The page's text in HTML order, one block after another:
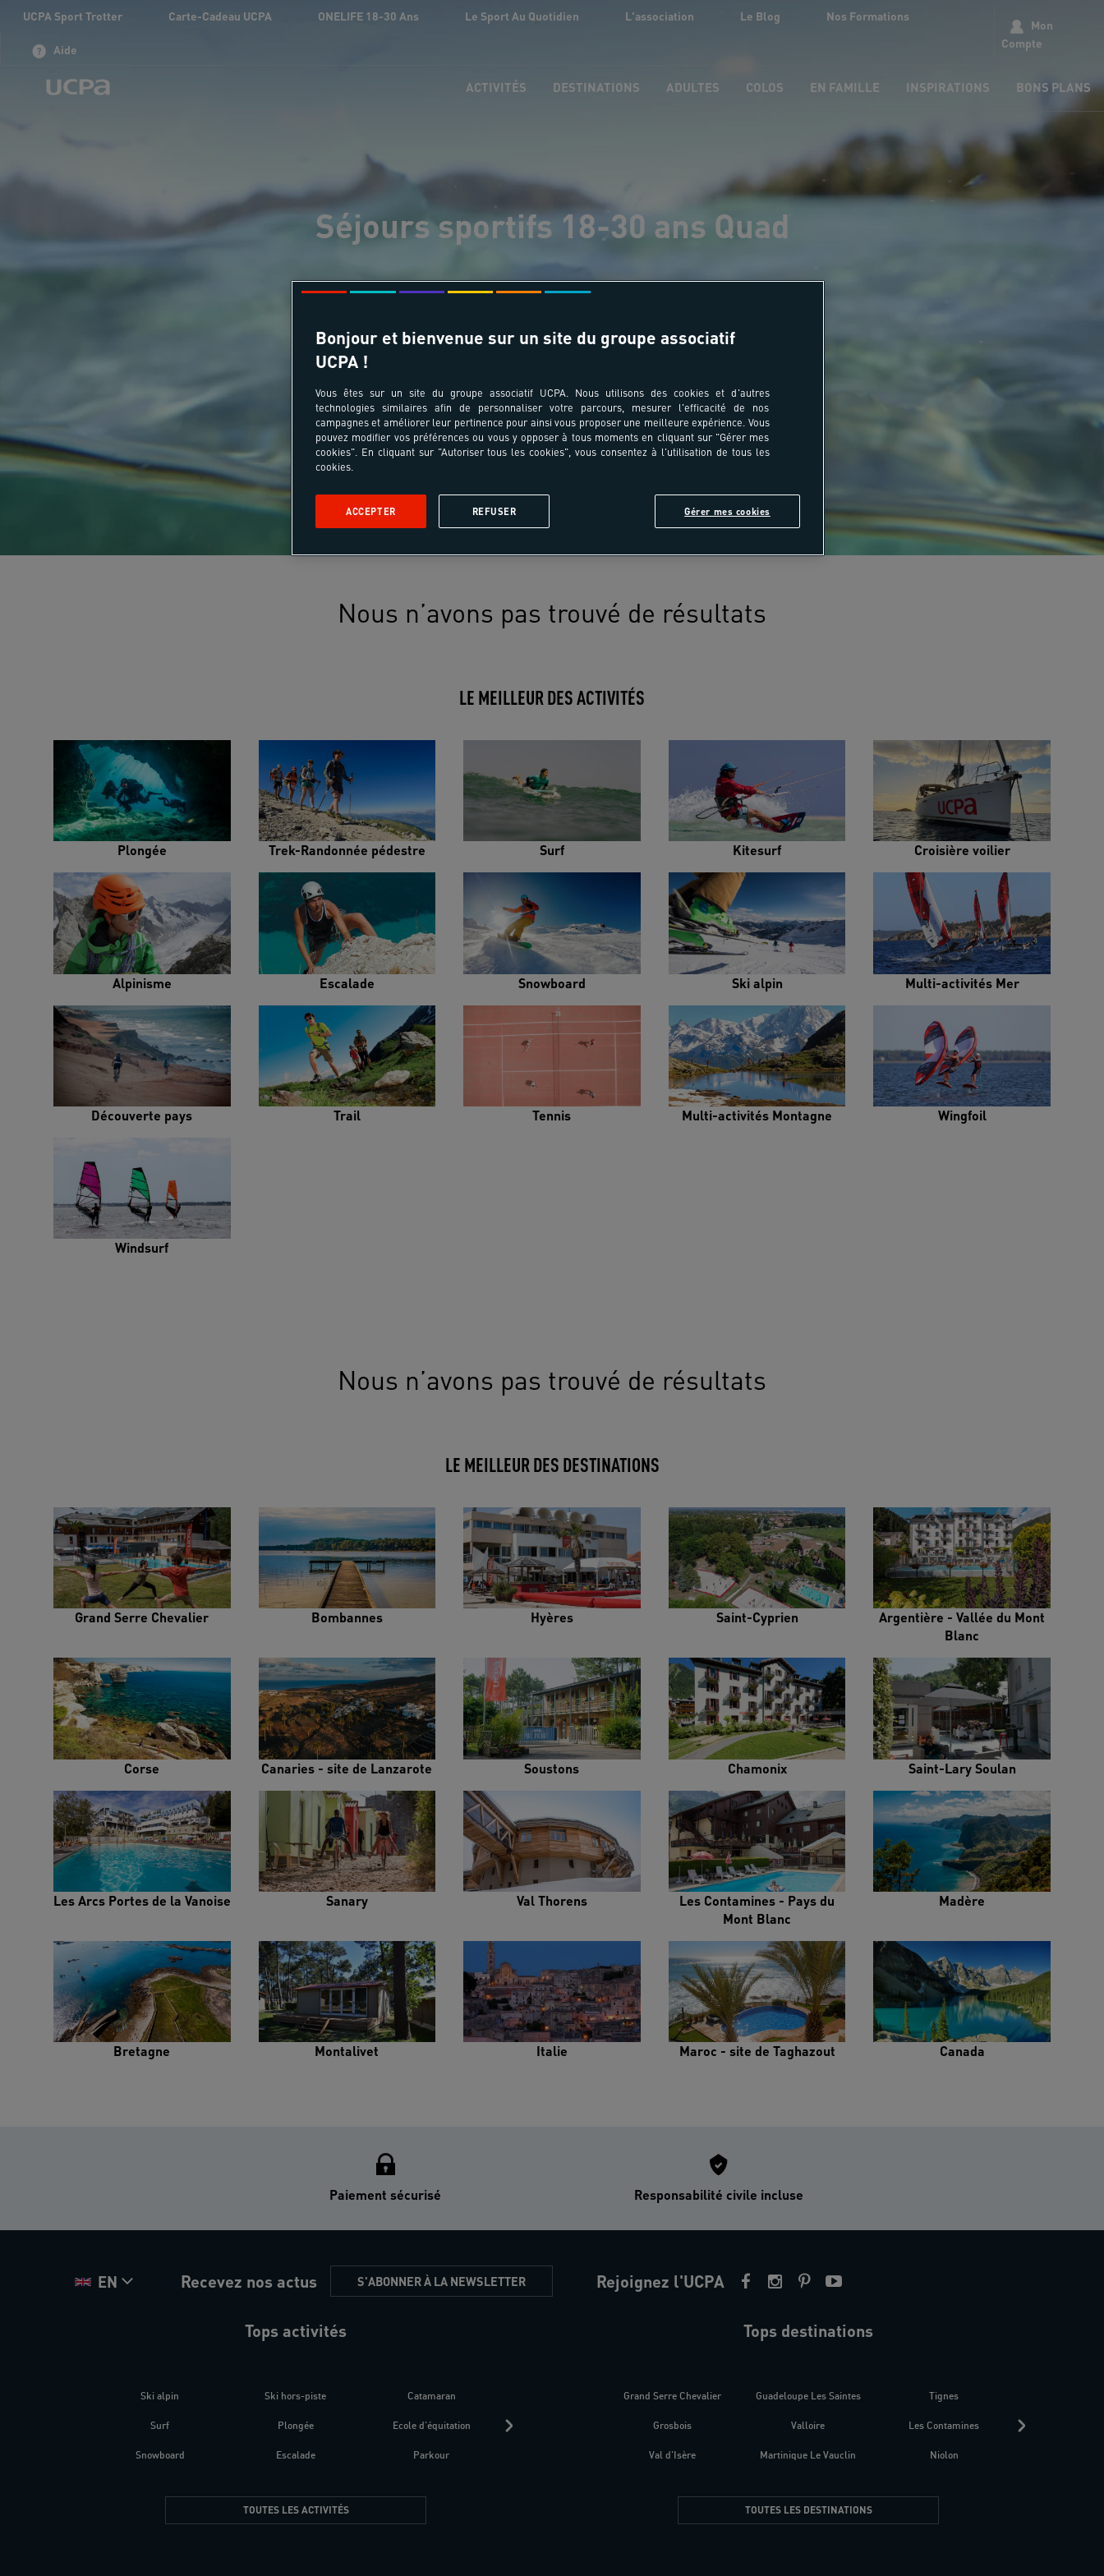
UCPA Sport Trotter Carte-Cadeau UCPA ONELIFE 18-30 Ans Le Sport Au Quotidien L'association Le Blog Nos Formations
Aide
Mon
Compte
ACTIVITÉS DESTINATIONS ADULTES COLOS EN FAMILLE INSPIRATIONS BONS PLANS
Séjours sportifs 18-30 ans Quad
Nous n’avons pas trouvé de résultats
LE MEILLEUR DES ACTIVITÉS
Plongée Trek-Randonnée pédestre Surf Kitesurf Croisière voilier
Alpinisme Escalade Snowboard Ski alpin Multi-activités Mer
Découverte pays Trail Tennis Multi-activités Montagne Wingfoil
Windsurf
Nous n’avons pas trouvé de résultats
LE MEILLEUR DES DESTINATIONS
Grand Serre Chevalier Bombannes Hyères Saint-Cyprien
Argentière - Vallée du Mont
Blanc
Corse Canaries - site de Lanzarote Soustons Chamonix Saint-Lary Soulan
Les Arcs Portes de la Vanoise Sanary Val Thorens
Les Contamines - Pays du
Mont Blanc
Madère
Bretagne Montalivet Italie Maroc - site de Taghazout Canada
Paiement sécurisé Responsabilité civile incluse
EN Recevez nos actus S'ABONNER À LA NEWSLETTER Rejoignez l'UCPA
Tops activités
Ski alpin
Surf
Snowboard
Ski hors-piste
Plongée
Escalade
Catamaran
Ecole d'équitation
Parkour
Trek-Randonnée pédestre
Parapente
Plongée
TOUTES LES ACTIVITÉS
Tops destinations
Grand Serre Chevalier
Grosbois
Val d'Isère
Guadeloupe Les Saintes
Valloire
Martinique Le Vauclin
Tignes
Les Contamines
Niolon
TOUTES LES DESTINATIONS
Bonjour et bienvenue sur un site du groupe associatif
UCPA !
Vous êtes sur un site du groupe associatif UCPA. Nous utilisons des cookies et d'autres
technologies similaires afin de personnaliser votre parcours, mesurer l'efficacité de nos
campagnes et améliorer leur pertinence pour ainsi vous proposer une meilleure expérience. Vous
pouvez modifier vos préférences ou vous y opposer à tous moments en cliquant sur "Gérer mes
cookies". En cliquant sur "Autoriser tous les cookies", vous consentez à l'utilisation de tous les
cookies.
Gérer mes cookies
REFUSER
ACCEPTER